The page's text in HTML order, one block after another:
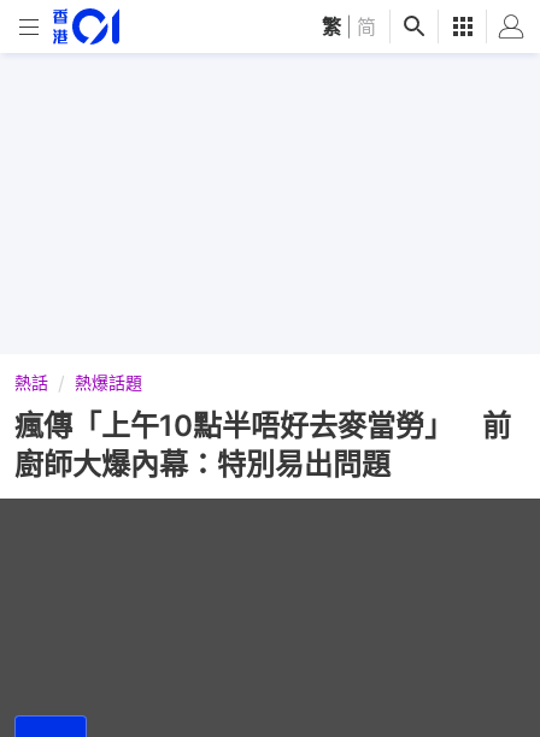
繁 简
熱話 熱爆話題
瘋傳「上午10點半唔好去麥當勞」 前
廚師大爆內幕：特別易出問題